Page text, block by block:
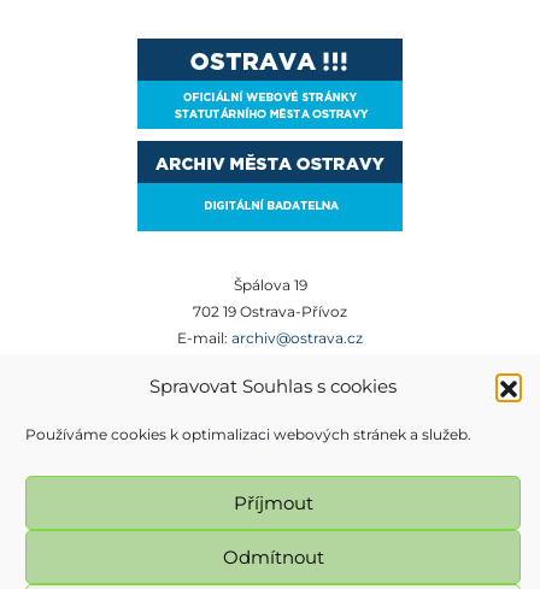
Spravovat Souhlas s cookies
Používáme cookies k optimalizaci webových stránek a služeb.
Příjmout
Odmítnout
Špálova 19
702 19 Ostrava-Přívoz
E-mail: archiv@ostrava.cz
Magistrát města Ostravy, Prokešovo náměstí 8, 729 30 Ostrava. Všechna práva